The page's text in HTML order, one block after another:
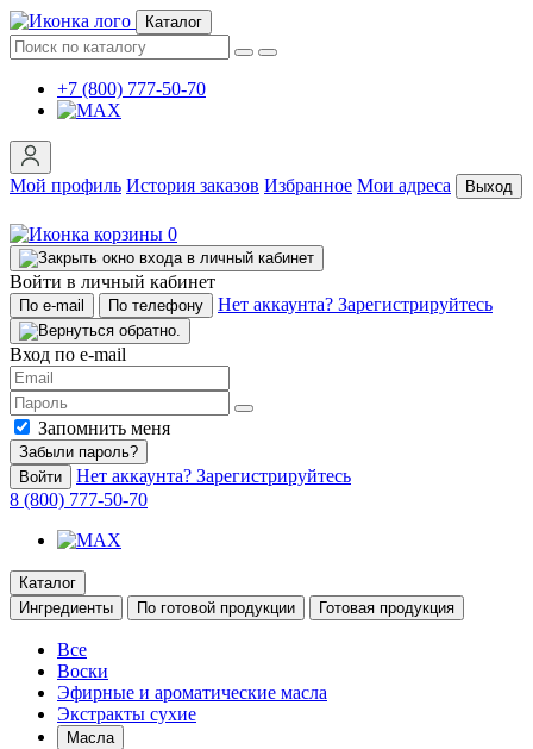
Каталог
+7 (800) 777-50-70
Мой профиль История заказов Избранное Мои адреса Выход
0
Войти в личный кабинет
По e-mail По телефону Нет аккаунта? Зарегистрируйтесь
Вход по e-mail
Запомнить меня
Забыли пароль?
Войти
Нет аккаунта? Зарегистрируйтесь
8 (800) 777-50-70
Каталог
Ингредиенты
По готовой продукции Готовая продукция
Все
Воски
Эфирные и ароматические масла
Экстракты сухие
Масла